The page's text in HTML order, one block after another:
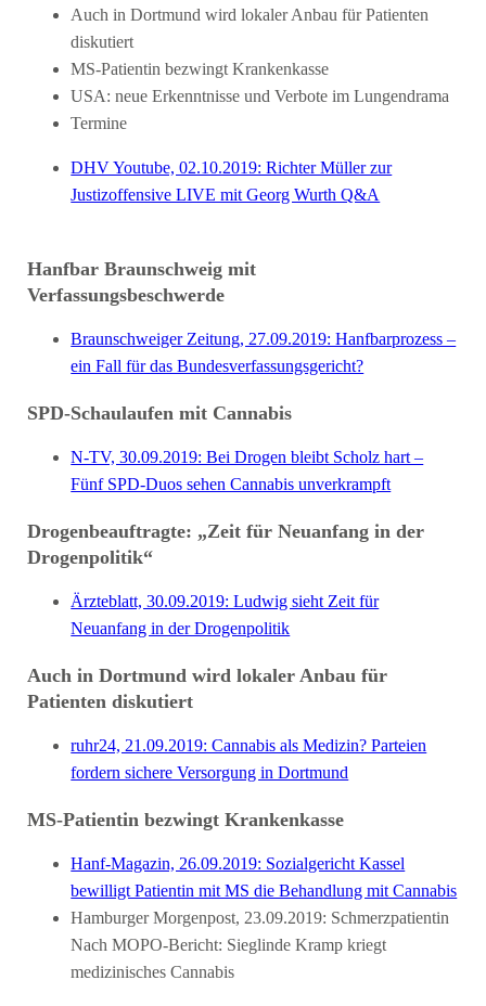
Auch in Dortmund wird lokaler Anbau für Patienten
diskutiert
MS-Patientin bezwingt Krankenkasse
USA: neue Erkenntnisse und Verbote im Lungendrama
Termine
DHV Youtube, 02.10.2019: Richter Müller zur
Justizoffensive LIVE mit Georg Wurth Q&A
Hanfbar Braunschweig mit
Verfassungsbeschwerde
Braunschweiger Zeitung, 27.09.2019: Hanfbarprozess –
ein Fall für das Bundesverfassungsgericht?
SPD-Schaulaufen mit Cannabis
N-TV, 30.09.2019: Bei Drogen bleibt Scholz hart –
Fünf SPD-Duos sehen Cannabis unverkrampft
Drogenbeauftragte: „Zeit für Neuanfang in der
Drogenpolitik“
Ärzteblatt, 30.09.2019: Ludwig sieht Zeit für
Neuanfang in der Drogenpolitik
Auch in Dortmund wird lokaler Anbau für
Patienten diskutiert
ruhr24, 21.09.2019: Cannabis als Medizin? Parteien
fordern sichere Versorgung in Dortmund
MS-Patientin bezwingt Krankenkasse
Hanf-Magazin, 26.09.2019: Sozialgericht Kassel
bewilligt Patientin mit MS die Behandlung mit Cannabis
Hamburger Morgenpost, 23.09.2019: Schmerzpatientin
Nach MOPO-Bericht: Sieglinde Kramp kriegt
medizinisches Cannabis